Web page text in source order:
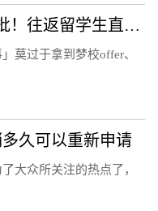
刚刚！新增6条中美航线获批！往返留学生直接省出一部iPhone……
莫过于拿到梦校offer、
久可以重新申请
大众所关注的热点了，